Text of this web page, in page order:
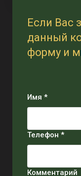
Если Вас
данный
форму и
Имя *
Телефон *
Комментарий